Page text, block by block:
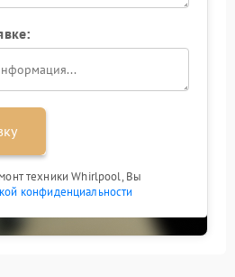
техники Whirlpool, Вы
конфиденциальности